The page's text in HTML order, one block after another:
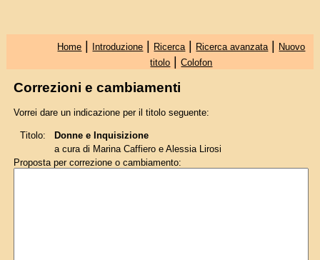
Home | Introduzione | Ricerca | Ricerca avanzata | Nuovo
titolo |Colofon
Correzioni e cambiamenti
Vorrei dare un indicazione per il titolo seguente:
Titolo:
Donne e Inquisizione
a cura di Marina Caffiero e Alessia Lirosi
Proposta per correzione o cambiamento: